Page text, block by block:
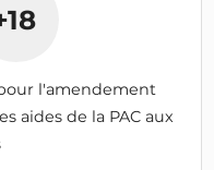
l'amendement
aides de la PAC aux